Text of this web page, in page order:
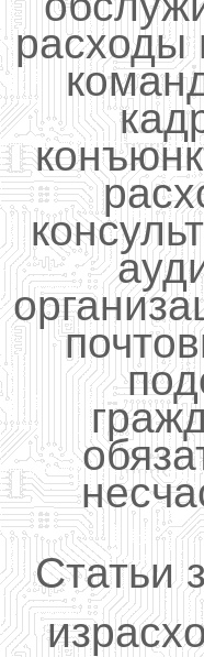
расходы
Статьи